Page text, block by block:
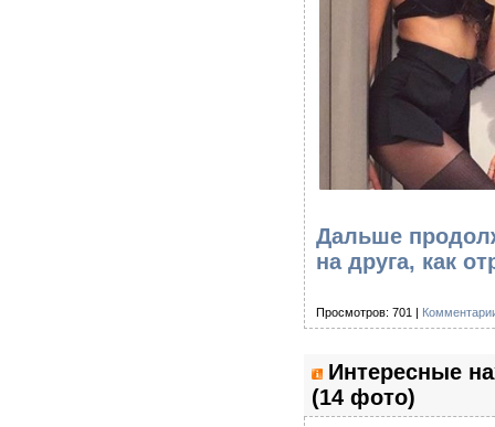
Дальше
на друга, как
Просмотров: 701 |
Интересные
(14 фото)